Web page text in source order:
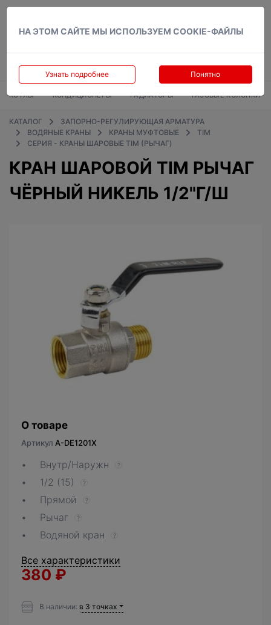
НА ЭТОМ САЙТЕ МЫ ИСПОЛЬЗУЕМ COOKIE-ФАЙЛЫ
Узнать подробнее Понятно
КОТЛЫ КОНДИЦИОНЕРЫ РАДИАТОРЫ ГАЗОВЫЕ КОЛОНКИ
КАТАЛОГ
ЗАПОРНО-РЕГУЛИРУЮЩАЯ АРМАТУРА
ВОДЯНЫЕ КРАНЫ
КРАНЫ МУФТОВЫЕ
TIM
СЕРИЯ - КРАНЫ ШАРОВЫЕ TIM (РЫЧАГ)
КРАН ШАРОВОЙ TIM РЫЧАГ
ЧЁРНЫЙ НИКЕЛЬ 1/2"Г/Ш
О товаре
Артикул A-DE1201X
Внутр/Наружн ?
1/2 (15) ?
Прямой ?
Рычаг ?
Водяной кран ?
Все характеристики
380 ₽
В наличии: в 3 точках